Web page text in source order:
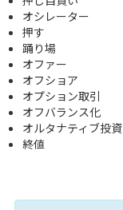
オシレーター
押す
踊り場
オファー
オフショア
オプション取引
オフバランス化
オルタナティブ投資
終値